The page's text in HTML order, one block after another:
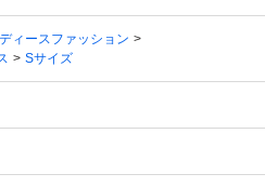
ィースファッション
Sサイズ